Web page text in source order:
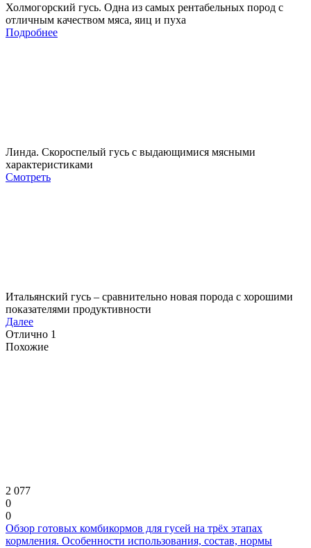
Холмогорский гусь. Одна из самых рентабельных пород с
отличным качеством мяса, яиц и пуха
Подробнее
Линда. Скороспелый гусь с выдающимися мясными
характеристиками
Смотреть
Итальянский гусь – сравнительно новая порода с хорошими
показателями продуктивности
Далее
Отлично 1
Похожие
2 077
0
0
Обзор готовых комбикормов для гусей на трёх этапах
кормления. Особенности использования, состав, нормы